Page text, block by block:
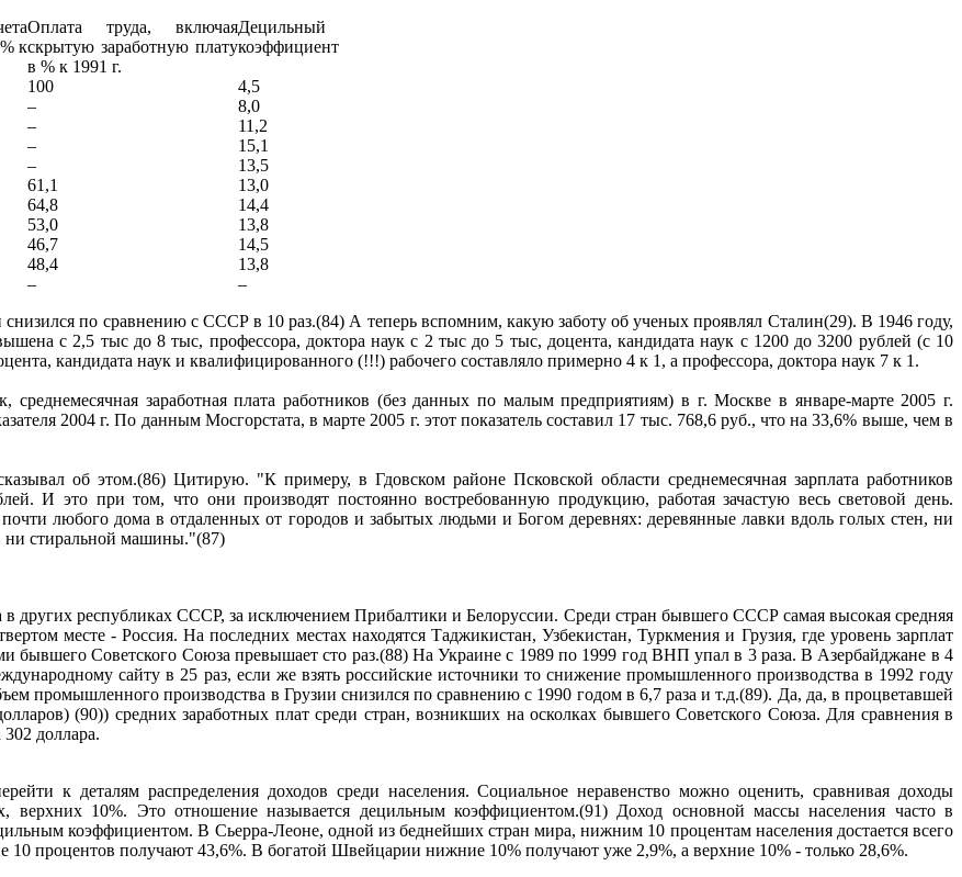
к
Оплата труда, включая
скрытую заработную плату
в % к 1991 г.
Децильный
коэффициент
100
4,5
–
8,0
–
11,2
–
15,1
–
13,5
61,1
13,0
64,8
14,4
53,0
13,8
46,7
14,5
48,4
13,8
–
–
по сравнению с СССР в 10 раз.(84) А теперь вспомним, какую заботу об ученых проявлял Сталин(29). В 1946 году,
с 2,5 тыс до 8 тыс, профессора, доктора наук с 2 тыс до 5 тыс, доцента, кандидата наук с 1200 до 3200 рублей (с 10
кандидата наук и квалифицированного (!!!) рабочего составляло примерно 4 к 1, а профессора, доктора наук 7 к 1.
среднемесячная заработная плата работников (без данных по малым предприятиям) в г. Москве в январе-марте 2005 г.
2004 г. По данным Мосгорстата, в марте 2005 г. этот показатель составил 17 тыс. 768,6 руб., что на 33,6% выше, чем в
об этом.(86) Цитирую. "К примеру, в Гдовском районе Псковской области среднемесячная зарплата работников
И это при том, что они производят постоянно востребованную продукцию, работая зачастую весь световой день.
любого дома в отдаленных от городов и забытых людьми и Богом деревнях: деревянные лавки вдоль голых стен, ни
ни стиральной машины."(87)
других республиках СССР, за исключением Прибалтики и Белоруссии. Среди стран бывшего СССР самая высокая средняя
месте - Россия. На последних местах находятся Таджикистан, Узбекистан, Туркмения и Грузия, где уровень зарплат
бывшего Советского Союза превышает сто раз.(88) На Украине с 1989 по 1999 год ВНП упал в 3 раза. В Азербайджане в 4
сайту в 25 раз, если же взять российские источники то снижение промышленного производства в 1992 году
промышленного производства в Грузии снизился по сравнению с 1990 годом в 6,7 раза и т.д.(89). Да, да, в процветавшей
(90)) средних заработных плат среди стран, возникших на осколках бывшего Советского Союза. Для сравнения в
доллара.
к деталям распределения доходов среди населения. Социальное неравенство можно оценить, сравнивая доходы
10%. Это отношение называется децильным коэффициентом.(91) Доход основной массы населения часто в
коэффициентом. В Сьерра-Леоне, одной из беднейших стран мира, нижним 10 процентам населения достается всего
10 процентов получают 43,6%. В богатой Швейцарии нижние 10% получают уже 2,9%, а верхние 10% - только 28,6%.